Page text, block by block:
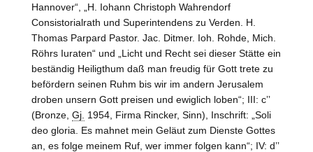
Hannover“, „H. Iohann Christoph Wahrendorf
Consistorialrath und Superintendens zu Verden. H.
Thomas Parpard Pastor. Jac. Ditmer. Ioh. Rohde, Mich.
Röhrs Iuraten“ und „Licht und Recht sei dieser Stätte ein
beständig Heiligthum daß man freudig für Gott trete zu
befördern seinen Ruhm bis wir im andern Jerusalem
droben unsern Gott preisen und ewiglich loben“; III: cʼʼ
(Bronze, Gj. 1954, Firma Rincker, Sinn), Inschrift: „Soli
deo gloria. Es mahnet mein Geläut zum Dienste Gottes
an, es folge meinem Ruf, wer immer folgen kann“; IV: dʼʼ